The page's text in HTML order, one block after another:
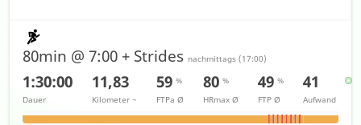
80min @ 7:00 + Strides nachmittags (17:00)
1:30:00
Dauer
11,83
Kilometer ~
59 %
FTPa Ø
80 %
HRmax Ø
49 %
FTP Ø
41
Aufwand